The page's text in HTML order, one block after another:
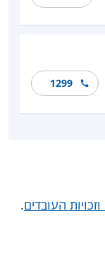
1299
העובדים.